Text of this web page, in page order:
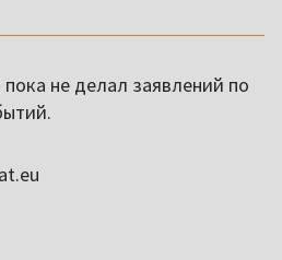
не делал заявлений по